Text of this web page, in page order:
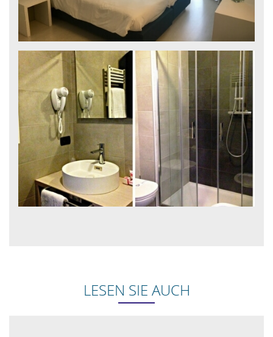
LESEN SIE AUCH